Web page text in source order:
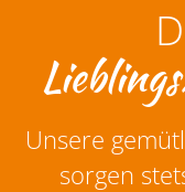
Unsere
sorgen